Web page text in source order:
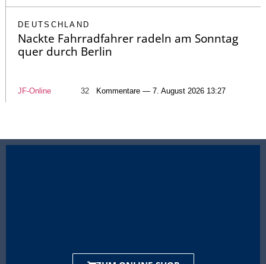
DEUTSCHLAND
Nackte Fahrradfahrer radeln am Sonntag
quer durch Berlin
JF-Online 32 Kommentare — 7. August 2026 13:27